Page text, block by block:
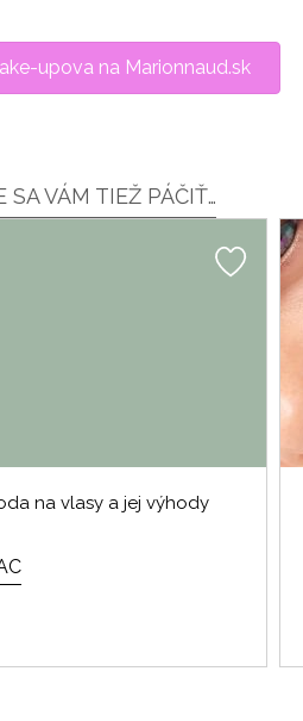
upova na Marionnaud.sk
SA VÁM TIEŽ PÁČIŤ…
na vlasy a jej výhody